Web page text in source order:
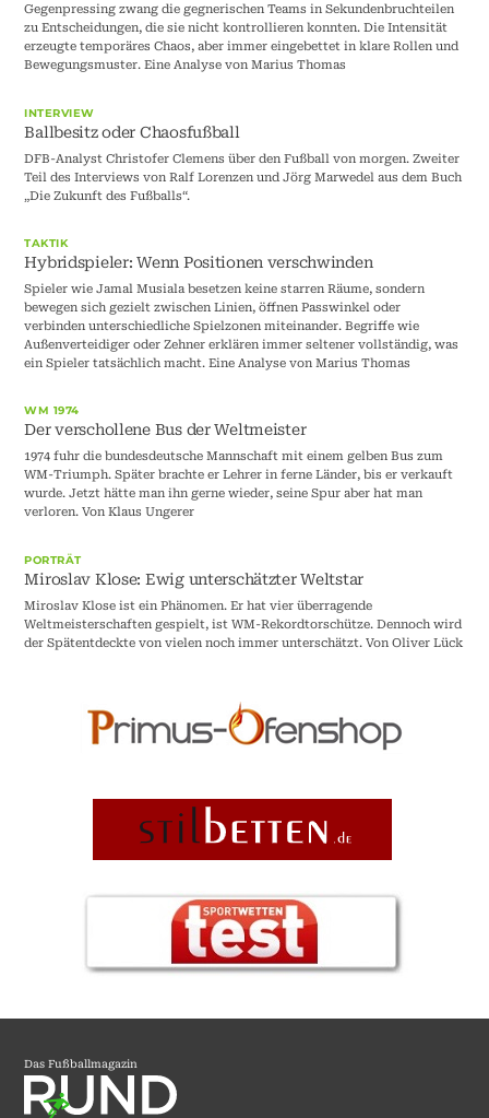
Gegenpressing zwang die gegnerischen Teams in Sekundenbruchteilen
zu Entscheidungen, die sie nicht kontrollieren konnten. Die Intensität
erzeugte temporäres Chaos, aber immer eingebettet in klare Rollen und
Bewegungsmuster. Eine Analyse von Marius Thomas
INTERVIEW
Ballbesitz oder Chaosfußball
DFB-Analyst Christofer Clemens über den Fußball von morgen. Zweiter
Teil des Interviews von Ralf Lorenzen und Jörg Marwedel aus dem Buch
„Die Zukunft des Fußballs“.
TAKTIK
Hybridspieler: Wenn Positionen verschwinden
Spieler wie Jamal Musiala besetzen keine starren Räume, sondern
bewegen sich gezielt zwischen Linien, öffnen Passwinkel oder
verbinden unterschiedliche Spielzonen miteinander. Begriffe wie
Außenverteidiger oder Zehner erklären immer seltener vollständig, was
ein Spieler tatsächlich macht. Eine Analyse von Marius Thomas
WM 1974
Der verschollene Bus der Weltmeister
1974 fuhr die bundesdeutsche Mannschaft mit einem gelben Bus zum
WM-Triumph. Später brachte er Lehrer in ferne Länder, bis er verkauft
wurde. Jetzt hätte man ihn gerne wieder, seine Spur aber hat man
verloren. Von Klaus Ungerer
PORTRÄT
Miroslav Klose: Ewig unterschätzter Weltstar
Miroslav Klose ist ein Phänomen. Er hat vier überragende
Weltmeisterschaften gespielt, ist WM-Rekordtorschütze. Dennoch wird
der Spätentdeckte von vielen noch immer unterschätzt. Von Oliver Lück
Das Fußballmagazin